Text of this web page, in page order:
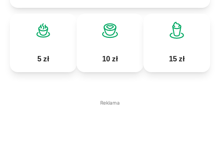
5 zł 10 zł 15 zł
Reklama